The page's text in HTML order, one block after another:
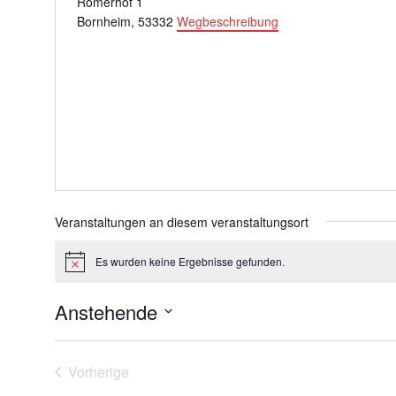
Bornheim, 53332 Wegbeschreibung
Veranstaltungen an diesem veranstaltungsort
HinweisEs wurden keine Ergebnisse gefunden.
Anstehende
Vorherige